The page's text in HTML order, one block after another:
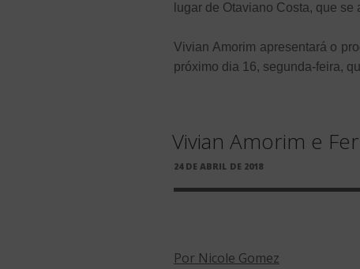
lugar de Otaviano Costa, que
Vivian Amorim apresentará o
próximo dia 16, segunda-feira,
Vivian Amorim e
PUBLICADO
24 DE ABRIL DE 2018
Por Nicole Gomez